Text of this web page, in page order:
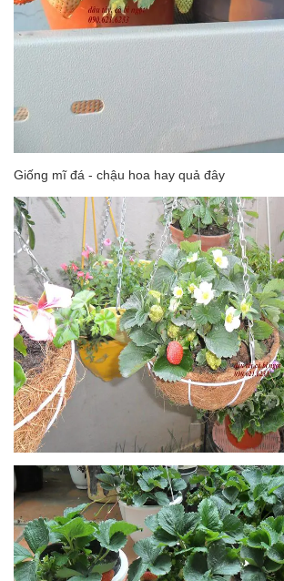
Giống mĩ đá - chậu hoa hay quả đây